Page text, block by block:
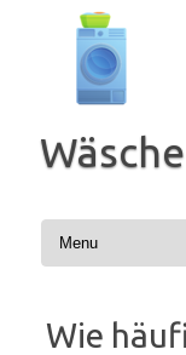
springen
Wie